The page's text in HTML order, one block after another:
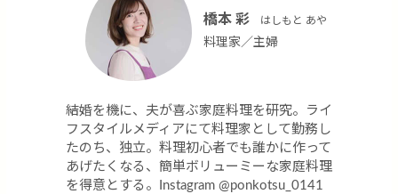
橋本 彩はしもと あや
料理家／主婦
結婚を機に、夫が喜ぶ家庭料理を研究。ライ
フスタイルメディアにて料理家として勤務し
たのち、独立。料理初心者でも誰かに作って
あげたくなる、簡単ボリューミーな家庭料理
を得意とする。Instagram @ponkotsu_0141